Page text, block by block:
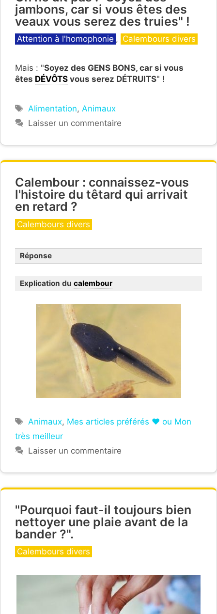
jambons, car si vous êtes des
veaux vous serez des truies" !
Catégories
Attention à l'homophonie , Calembours divers
Mais : "Soyez des GENS BONS, car si vous
êtes DÉVÔTS vous serez DÉTRUITS" !
Étiquettes
Alimentation,Animaux
Laisser un commentaire
Calembour : connaissez-vous
l'histoire du têtard qui arrivait
en retard ?
Catégories
Calembours divers
Réponse
Explication du calembour
Étiquettes
Animaux, Mes articles préférés ❤ ou Mon
très meilleur
Laisser un commentaire
"Pourquoi faut-il toujours bien
nettoyer une plaie avant de la
bander ?".
Catégories
Calembours divers